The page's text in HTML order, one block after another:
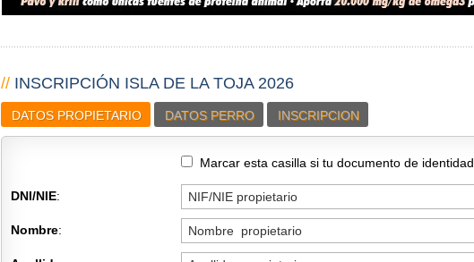
// INSCRIPCIÓN ISLA DE LA TOJA 2026
Marcar esta casilla si tu documento de identidad
DNI/NIE:
Nombre: